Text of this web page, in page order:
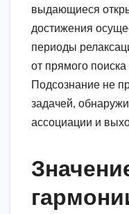
выдающиеся
достижения
периоды
от прямого поиска
Подсознание не
задачей,
ассоциации и